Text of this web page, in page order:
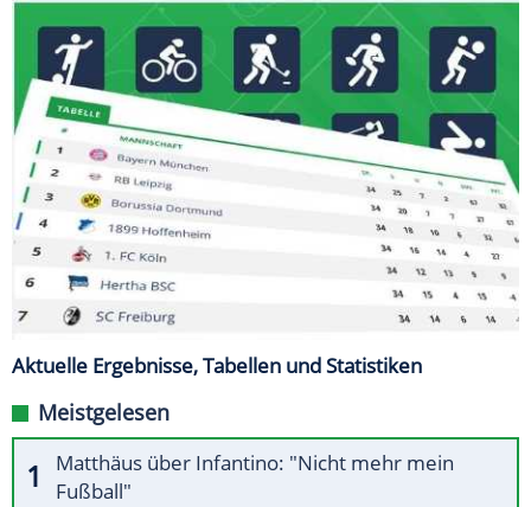
Aktuelle Ergebnisse, Tabellen und Statistiken
Meistgelesen
Matthäus über Infantino: "Nicht mehr mein
Fußball"